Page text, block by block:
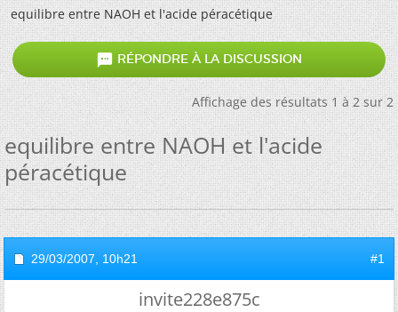
equilibre entre NAOH et l'acide péracétique
 RÉPONDRE À LA DISCUSSION
Affichage des résultats 1 à 2 sur 2
equilibre entre NAOH et l'acide
péracétique
29/03/2007, 10h21 #1
invite228e875c